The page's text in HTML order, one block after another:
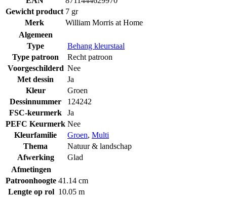
Gewicht product 7 gr
Merk
William Morris at Home
Algemeen
Type
Behang kleurstaal
Type patroon
Recht patroon
Voorgeschilderd Nee
Met dessin
Ja
Kleur
Groen
Dessinnummer
124242
FSC-keurmerk
Ja
PEFC Keurmerk Nee
Kleurfamilie
Groen, Multi
Thema
Natuur & landschap
Afwerking
Glad
Afmetingen
Patroonhoogte 41.14 cm
Lengte op rol 10.05 m